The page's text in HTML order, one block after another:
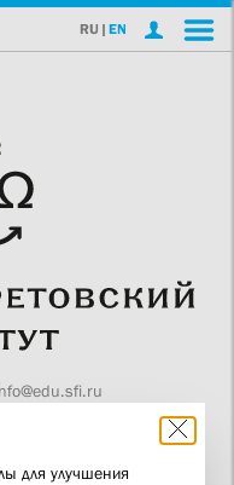
RU | EN
для улучшения